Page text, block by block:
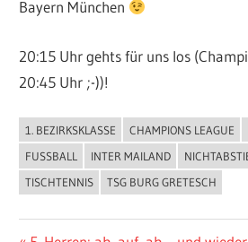
Bayern München
20:15 Uhr gehts für uns los
20:45 Uhr ;-))!
ALLGEMEIN
1. BEZIRKSKLASSE CHAMPIONS LEAGUE
FUSSBALL
INTER MAILAND
TISCHTENNIS
TSG BURG GRETESCH